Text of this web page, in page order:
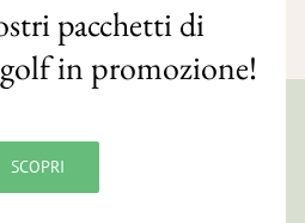
FAENZA
pacchetti di
in promozione!
SCOPRI